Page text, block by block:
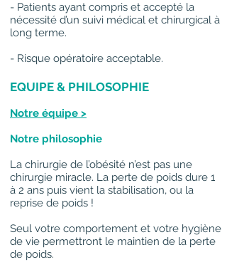
- Patients ayant compris et accepté la
nécessité d’un suivi médical et chirurgical à
long terme.
- Risque opératoire acceptable.
EQUIPE & PHILOSOPHIE
Notre équipe >
Notre philosophie
La chirurgie de l’obésité n’est pas une
chirurgie miracle. La perte de poids dure 1
à 2 ans puis vient la stabilisation, ou la
reprise de poids !
Seul votre comportement et votre hygiène
de vie permettront le maintien de la perte
de poids.